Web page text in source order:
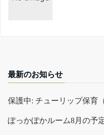
最新のお知らせ
保護中: チューリップ保育
ぽっかぽかルーム8月の予